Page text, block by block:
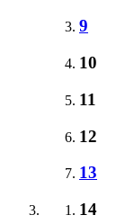
9
10
11
12
13
14